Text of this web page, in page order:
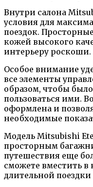
Внутри салона
условия для
поездок.
кожей высокого
интерьеру роскоши.
Особое внимание
все элементы
образом, чтобы
пользоваться ими.
оформлена и
необходимые
Модель Mitsubishi
просторным
путешествия еще
сможете вместить в
длительной поездки